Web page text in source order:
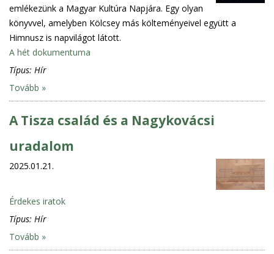
emlékezünk a Magyar Kultúra Napjára. Egy olyan
könyvvel, amelyben Kölcsey más költeményeivel együtt a
Himnusz is napvilágot látott.
A hét dokumentuma
Típus: Hír
Tovább »
A Tisza család és a Nagykovácsi
uradalom
2025.01.21.
Érdekes iratok
Típus: Hír
Tovább »